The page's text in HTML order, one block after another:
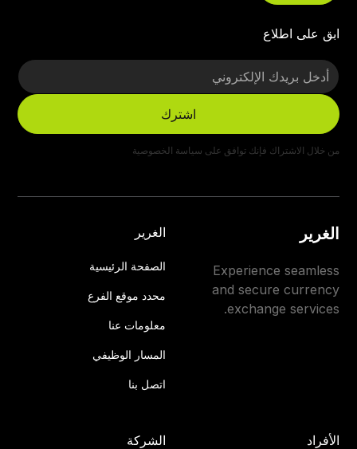
ابق على اطلاع
من خلال الاشتراك فإنك توافق على سياسة الخصوصية
الغرير
Experience seamless
and secure currency
exchange services.
الغرير
الصفحة الرئيسية
محدد موقع الفرع
معلومات عنا
المسار الوظيفي
اتصل بنا
الأفراد الشركة